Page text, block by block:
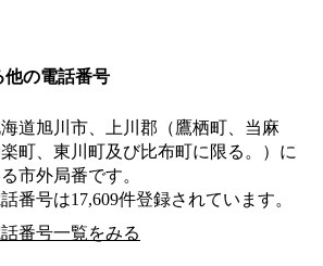
他の電話番号
道旭川市、上川郡（鷹栖町、当麻
町、東川町及び比布町に限る。） に
市外局番です。
番号は17,609件登録されています。
番号一覧をみる